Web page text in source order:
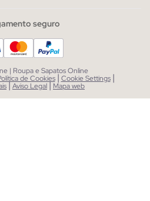
seguro
| Roupa e Sapatos Online
de Cookies | Cookie Settings |
|Aviso Legal| Mapa web